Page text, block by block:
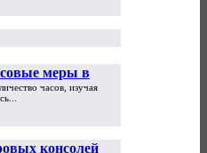
меры в
Античности и
часов, изучая
консолей